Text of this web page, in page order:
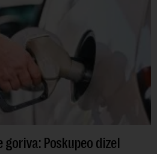
goriva: Poskupeo dizel